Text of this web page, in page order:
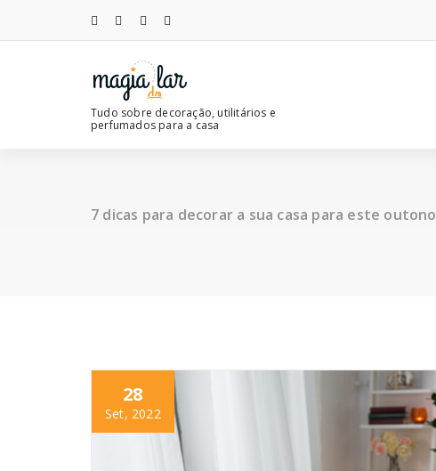
o
Tudo sobre decoração, utilitários e
perfumados para a casa
7 dicas para decorar a sua casa para este outono
28
Set, 2022